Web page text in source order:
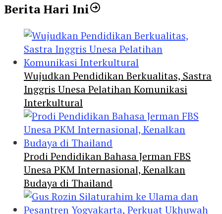
Berita Hari Ini
Wujudkan Pendidikan Berkualitas, Sastra
Inggris Unesa Pelatihan Komunikasi
Interkultural
Prodi Pendidikan Bahasa Jerman FBS
Unesa PKM Internasional, Kenalkan
Budaya di Thailand